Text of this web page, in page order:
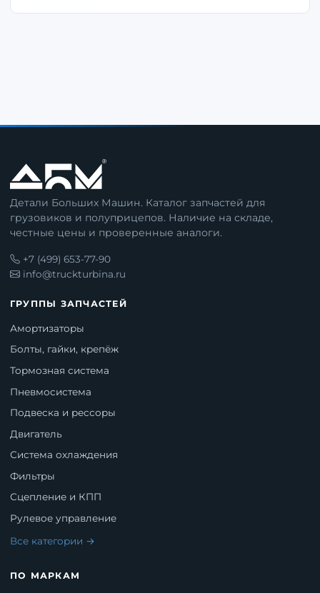
Детали Больших Машин. Каталог запчастей для
грузовиков и полуприцепов. Наличие на складе,
честные цены и проверенные аналоги.
+7 (499) 653-77-90
info@truckturbina.ru
ГРУППЫ ЗАПЧАСТЕЙ
Амортизаторы
Болты, гайки, крепёж
Тормозная система
Пневмосистема
Подвеска и рессоры
Двигатель
Система охлаждения
Фильтры
Сцепление и КПП
Рулевое управление
Все категории →
ПО МАРКАМ